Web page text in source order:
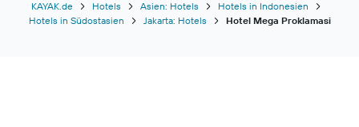
KAYAK.de Hotels Asien: Hotels
Hotels in Indonesien
Hotels in Südostasien
Jakarta: Hotels Hotel Mega Proklamasi